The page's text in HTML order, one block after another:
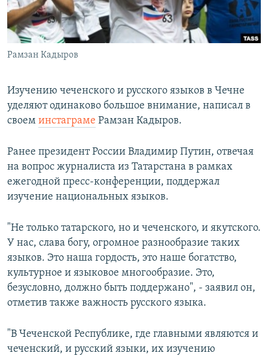
Рамзан Кадыров
Изучению чеченского и русского языков в Чечне
уделяют одинаково большое внимание, написал в
своем инстаграме Рамзан Кадыров.
Ранее президент России Владимир Путин, отвечая
на вопрос журналиста из Татарстана в рамках
ежегодной пресс-конференции, поддержал
изучение национальных языков.
"Не только татарского, но и чеченского, и якутского.
У нас, слава богу, огромное разнообразие таких
языков. Это наша гордость, это наше богатство,
культурное и языковое многообразие. Это,
безусловно, должно быть поддержано", - заявил он,
отметив также важность русского языка.
"В Чеченской Республике, где главными являются и
чеченский, и русский языки, их изучению